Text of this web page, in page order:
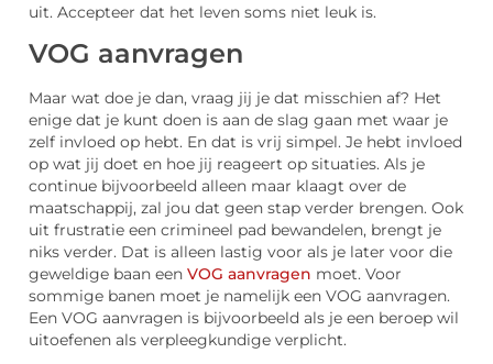
uit. Accepteer dat het leven soms niet leuk is.
VOG aanvragen
Maar wat doe je dan, vraag jij je dat misschien af? Het
enige dat je kunt doen is aan de slag gaan met waar je
zelf invloed op hebt. En dat is vrij simpel. Je hebt invloed
op wat jij doet en hoe jij reageert op situaties. Als je
continue bijvoorbeeld alleen maar klaagt over de
maatschappij, zal jou dat geen stap verder brengen. Ook
uit frustratie een crimineel pad bewandelen, brengt je
niks verder. Dat is alleen lastig voor als je later voor die
geweldige baan een VOG aanvragen moet. Voor
sommige banen moet je namelijk een VOG aanvragen.
Een VOG aanvragen is bijvoorbeeld als je een beroep wil
uitoefenen als verpleegkundige verplicht.